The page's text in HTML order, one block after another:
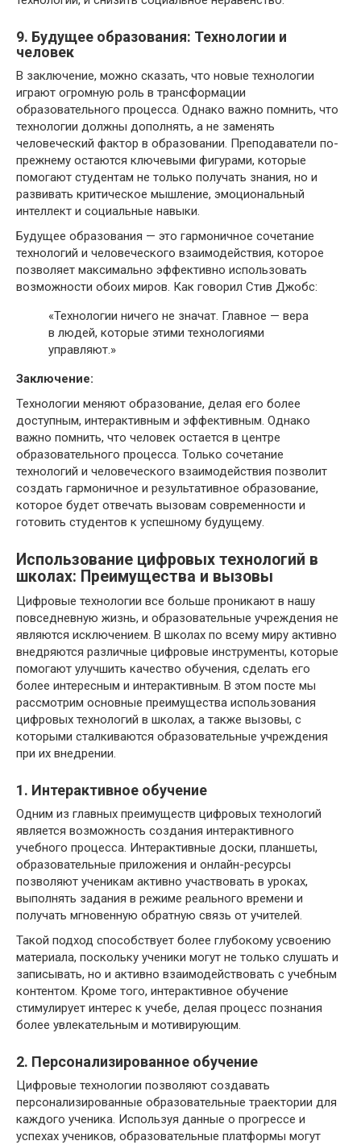
9. Будущее образования: Технологии и
человек
В заключение, можно сказать, что новые технологии
играют огромную роль в трансформации
образовательного процесса. Однако важно помнить, что
технологии должны дополнять, а не заменять
человеческий фактор в образовании. Преподаватели по-
прежнему остаются ключевыми фигурами, которые
помогают студентам не только получать знания, но и
развивать критическое мышление, эмоциональный
интеллект и социальные навыки.
Будущее образования — это гармоничное сочетание
технологий и человеческого взаимодействия, которое
позволяет максимально эффективно использовать
возможности обоих миров. Как говорил Стив Джобс:
«Технологии ничего не значат. Главное — вера
в людей, которые этими технологиями
управляют.»
Заключение:
Технологии меняют образование, делая его более
доступным, интерактивным и эффективным. Однако
важно помнить, что человек остается в центре
образовательного процесса. Только сочетание
технологий и человеческого взаимодействия позволит
создать гармоничное и результативное образование,
которое будет отвечать вызовам современности и
готовить студентов к успешному будущему.
Использование цифровых технологий в
школах: Преимущества и вызовы
Цифровые технологии все больше проникают в нашу
повседневную жизнь, и образовательные учреждения не
являются исключением. В школах по всему миру активно
внедряются различные цифровые инструменты, которые
помогают улучшить качество обучения, сделать его
более интересным и интерактивным. В этом посте мы
рассмотрим основные преимущества использования
цифровых технологий в школах, а также вызовы, с
которыми сталкиваются образовательные учреждения
при их внедрении.
1. Интерактивное обучение
Одним из главных преимуществ цифровых технологий
является возможность создания интерактивного
учебного процесса. Интерактивные доски, планшеты,
образовательные приложения и онлайн-ресурсы
позволяют ученикам активно участвовать в уроках,
выполнять задания в режиме реального времени и
получать мгновенную обратную связь от учителей.
Такой подход способствует более глубокому усвоению
материала, поскольку ученики могут не только слушать и
записывать, но и активно взаимодействовать с учебным
контентом. Кроме того, интерактивное обучение
стимулирует интерес к учебе, делая процесс познания
более увлекательным и мотивирующим.
2. Персонализированное обучение
Цифровые технологии позволяют создавать
персонализированные образовательные траектории для
каждого ученика. Используя данные о прогрессе и
успехах учеников, образовательные платформы могут